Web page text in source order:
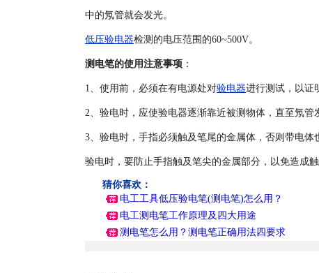
中的氖管就会发光。
低压验电器检测的电压范围的60~500V。
测电笔的使用注意事项 ：
1、使用前，必须在有电源处对验电器进行测试，以证
2、验电时，应使验电器逐渐靠近被测物体，直至氖管
3、验电时，手指必须触及笔尾的金属体，否则带电体
验电时，要防止手指触及笔尖的金属部分，以免造成触
猜你喜欢：
电工工具低压验电笔(测电笔)怎么用？
电工测电笔工作原理及四大用途
测电笔怎么用？测电笔正确用法四要求